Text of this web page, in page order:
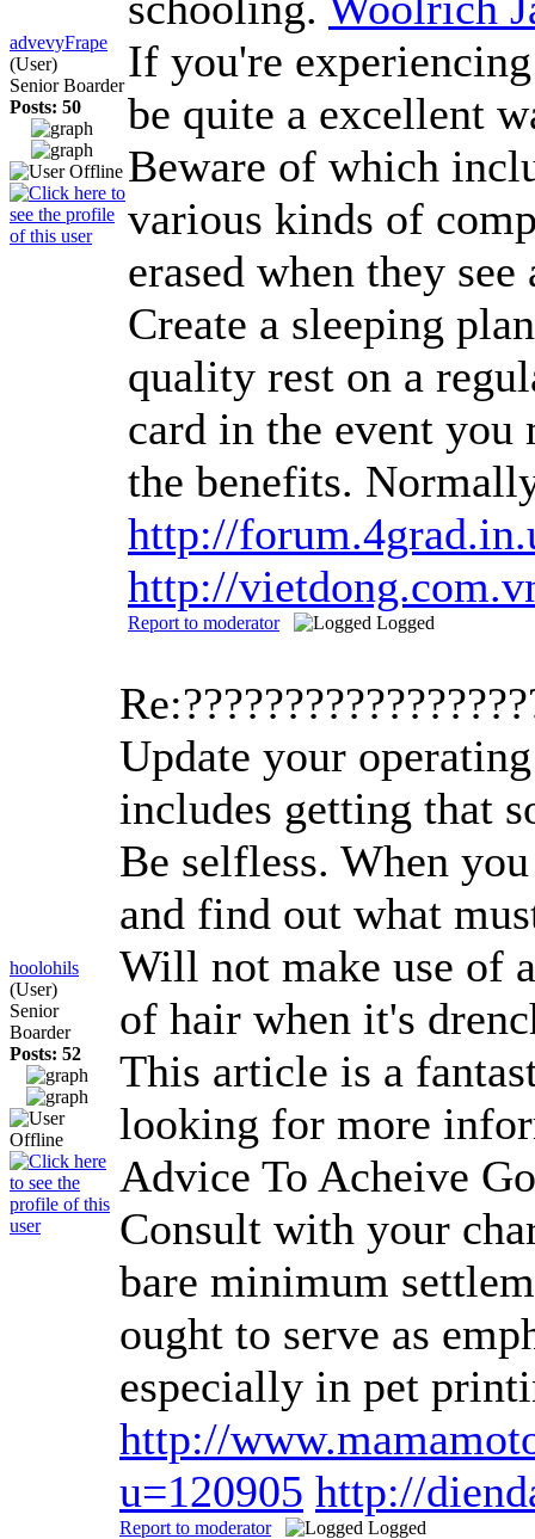
advevyFrape
(User)
Senior Boarder
Posts: 50
If you're
be quite a excellent
Beware of which
various kinds of
erased when they
Create a sleeping
quality rest on a
card in the event
the benefits.
http://
http://
Report to moderator Logged
hoolohils
(User)
Senior
Boarder
Posts: 52
Update your
includes getting that
Be selfless. When
and find out what
Will not make use of
of hair when it's
This article is a
looking for more
Advice To Acheive
Consult with your
bare minimum
ought to serve as
especially in pet
http://
u=120905 http://
Report to moderator Logged